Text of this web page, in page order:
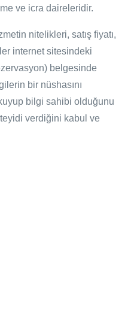
ve icra daireleridir.
nitelikleri, satış fiyatı,
internet sitesindeki
belgesinde
bir nüshasını
bilgi sahibi olduğunu
verdiğini kabul ve